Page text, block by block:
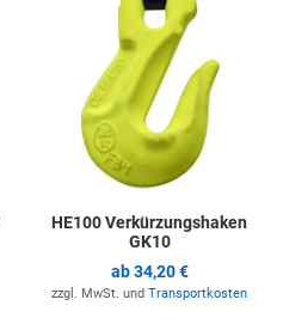
HE100 Verkürzungshaken
GK10
ab34,20 €
zzgl. MwSt. und Transportkosten